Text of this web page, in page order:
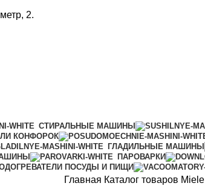
2.
СТИРАЛЬНЫЕ МАШИНЫ
КОНФОРОК
ГЛАДИЛЬНЫЕ МАШИНЫ
ПАРОВАРКИ
ПОСУДЫ И ПИЩИ
Главная Каталог товаров Miele